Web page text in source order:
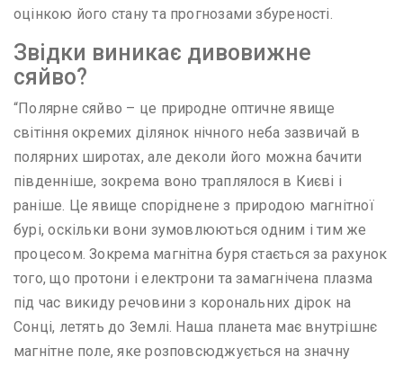
оцінкою його стану та прогнозами збуреності.
Звідки виникає дивовижне
сяйво?
“Полярне сяйво – це природне оптичне явище
світіння окремих ділянок нічного неба зазвичай в
полярних широтах, але деколи його можна бачити
південніше, зокрема воно траплялося в Києві і
раніше. Це явище споріднене з природою магнітної
бурі, оскільки вони зумовлюються одним і тим же
процесом. Зокрема магнітна буря стається за рахунок
того, що протони і електрони та замагнічена плазма
під час викиду речовини з корональних дірок на
Сонці, летять до Землі. Наша планета має внутрішнє
магнітне поле, яке розповсюджується на значну